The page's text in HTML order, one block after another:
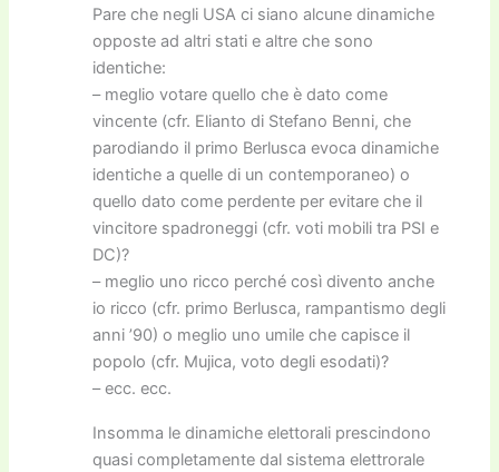
Pare che negli USA ci siano alcune dinamiche
opposte ad altri stati e altre che sono
identiche:
– meglio votare quello che è dato come
vincente (cfr. Elianto di Stefano Benni, che
parodiando il primo Berlusca evoca dinamiche
identiche a quelle di un contemporaneo) o
quello dato come perdente per evitare che il
vincitore spadroneggi (cfr. voti mobili tra PSI e
DC)?
– meglio uno ricco perché così divento anche
io ricco (cfr. primo Berlusca, rampantismo degli
anni ’90) o meglio uno umile che capisce il
popolo (cfr. Mujica, voto degli esodati)?
– ecc. ecc.
Insomma le dinamiche elettorali prescindono
quasi completamente dal sistema elettrorale